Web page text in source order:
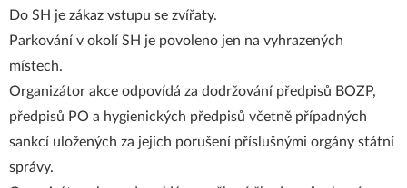
Do SH je zákaz vstupu se zvířaty.
Parkování v okolí SH je povoleno jen na vyhrazených
místech.
Organizátor akce odpovídá za dodržování předpisů BOZP,
předpisů PO a hygienických předpisů včetně případných
sankcí uložených za jejich porušení příslušnými orgány státní
správy.